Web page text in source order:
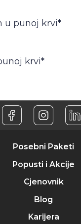
u punoj krvi*
krvi*
Posebni Paketi
Popusti i Akcije
Cjenovnik
Blog
Karijera